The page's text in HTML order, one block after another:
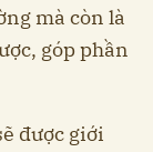
mà còn là
góp phần
được giới